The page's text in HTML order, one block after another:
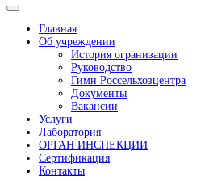
Главная
Об учреждении
История огранизации
Руководство
Гимн Россельхозцентра
Документы
Вакансии
Услуги
Лаборатория
ОРГАН ИНСПЕКЦИИ
Сертификация
Контакты